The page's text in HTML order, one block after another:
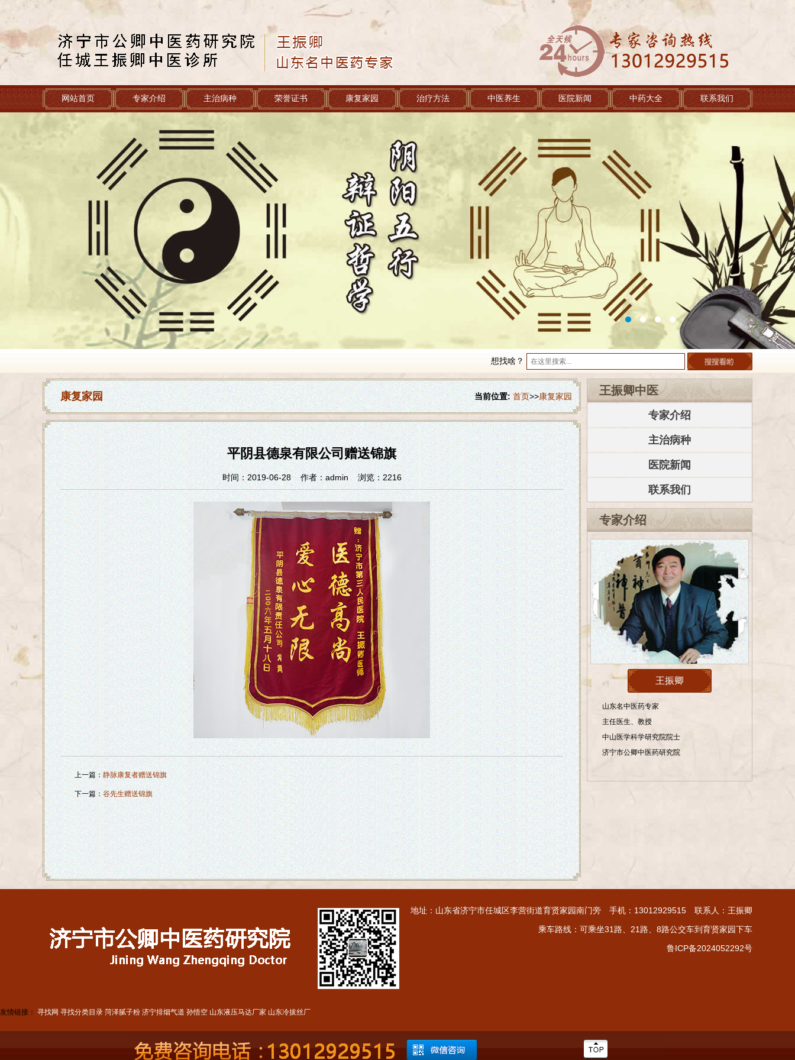
网站首页 专家介绍 主治病种 荣誉证书 康复家园 治疗方法 中医养生 医院新闻 中药大全 联系我们
想找啥？
当前位置: 首页>>康复家园
康复家园
平阴县德泉有限公司赠送锦旗
时间：2019-06-28 作者：admin 浏览：2216
上一篇：静脉康复者赠送锦旗
下一篇：谷先生赠送锦旗
王振卿中医
专家介绍
主治病种
医院新闻
联系我们
专家介绍
王振卿
山东名中医药专家
主任医生、教授
中山医学科学研究院院士
济宁市公卿中医药研究院
地址：山东省济宁市任城区李营街道育贤家园南门旁 手机：13012929515 联系人：王振卿
乘车路线：可乘坐31路、21路、8路公交车到育贤家园下车
鲁ICP备2024052292号
友情链接： 寻找网 寻找分类目录 菏泽腻子粉 济宁排烟气道 孙悟空 山东液压马达厂家 山东冷拔丝厂